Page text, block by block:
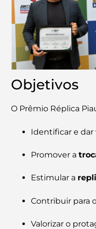
Objetivos
O Prêmio Réplica
Identificar e dar
Promover a
Estimular a
Contribuir para
Valorizar o